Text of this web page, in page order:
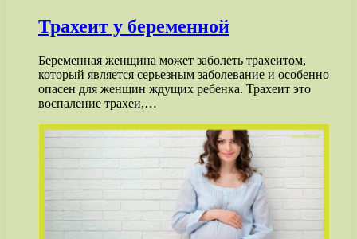
Трахеит у беременной
Беременная женщина может заболеть трахеитом,
который является серьезным заболевание и особенно
опасен для женщин ждущих ребенка. Трахеит это
воспаление трахеи,…